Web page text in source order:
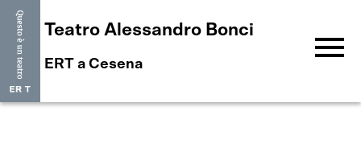
Teatro Alessandro Bonci
ERT a Cesena menu